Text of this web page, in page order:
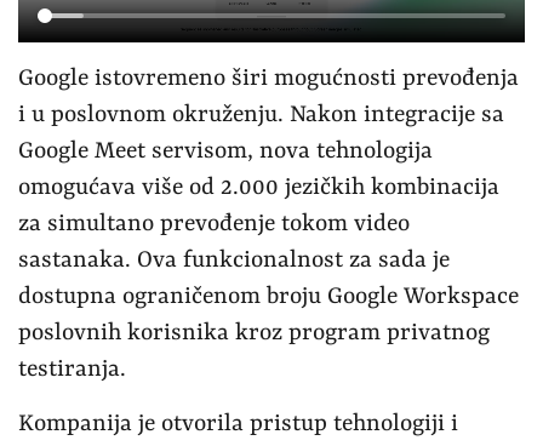
Google istovremeno širi mogućnosti prevođenja
i u poslovnom okruženju. Nakon integracije sa
Google Meet servisom, nova tehnologija
omogućava više od 2.000 jezičkih kombinacija
za simultano prevođenje tokom video
sastanaka. Ova funkcionalnost za sada je
dostupna ograničenom broju Google Workspace
poslovnih korisnika kroz program privatnog
testiranja.
Kompanija je otvorila pristup tehnologiji i